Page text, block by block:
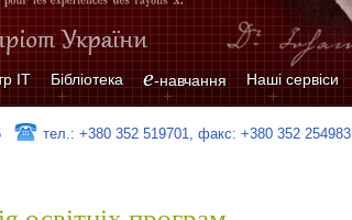
ІТ Бібліотека e-навчання Наші сервіси
тел.: +380 352 519701, факс: +380 352 254983